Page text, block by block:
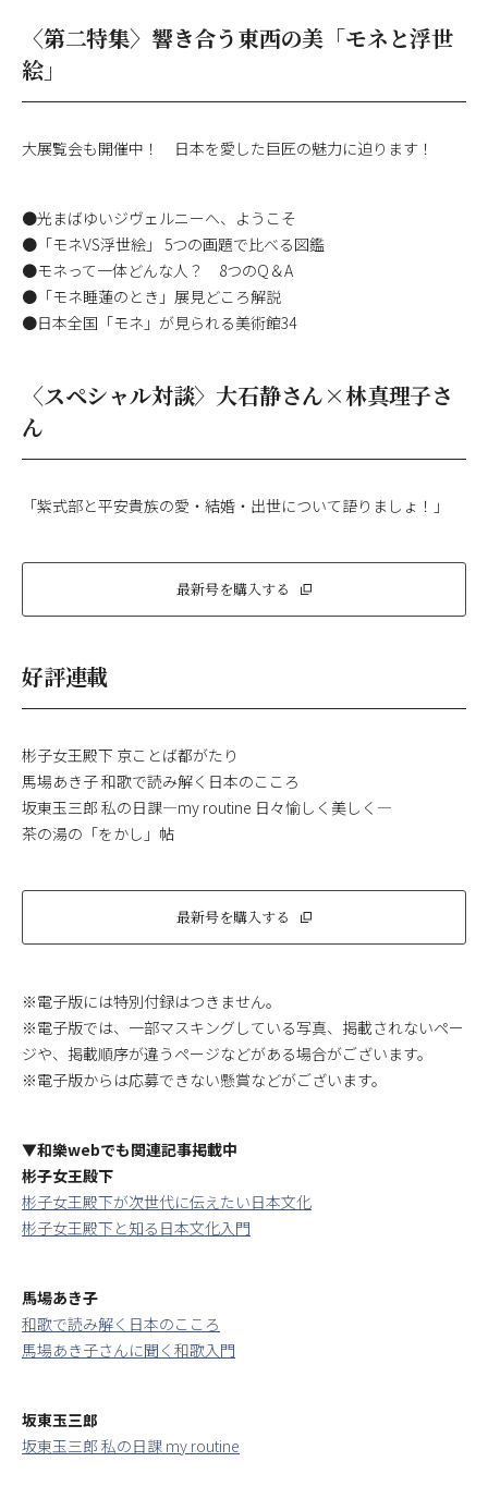
〈第二特集〉響き合う東西の美「モネと浮世
絵」
大展覧会も開催中！ 日本を愛した巨匠の魅力に迫ります！
●光まばゆいジヴェルニーへ、ようこそ
●「モネVS浮世絵」 5つの画題で比べる図鑑
●モネって一体どんな人？ 8つのQ＆A
●「モネ睡蓮のとき」展見どころ解説
●日本全国「モネ」が見られる美術館34
〈スペシャル対談〉大石静さん×林真理子さ
ん
「紫式部と平安貴族の愛・結婚・出世について語りましょ！」
最新号を購入する
好評連載
彬子女王殿下 京ことば都がたり
馬場あき子 和歌で読み解く日本のこころ
坂東玉三郎 私の日課―my routine 日々愉しく美しく―
茶の湯の「をかし」帖
最新号を購入する
※電子版には特別付録はつきません。
※電子版では、一部マスキングしている写真、掲載されないペー
ジや、掲載順序が違うページなどがある場合がございます。
※電子版からは応募できない懸賞などがございます。
▼和樂webでも関連記事掲載中
彬子女王殿下
彬子女王殿下が次世代に伝えたい日本文化
彬子女王殿下と知る日本文化入門
馬場あき子
和歌で読み解く日本のこころ
馬場あき子さんに聞く和歌入門
坂東玉三郎
坂東玉三郎 私の日課 my routine